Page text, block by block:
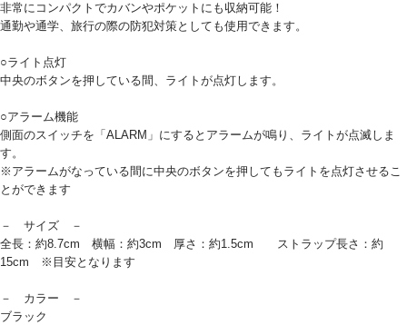
非常にコンパクトでカバンやポケットにも収納可能！
通勤や通学、旅行の際の防犯対策としても使用できます。
○ライト点灯
中央のボタンを押している間、ライトが点灯します。
○アラーム機能
側面のスイッチを「ALARM」にするとアラームが鳴り、ライトが点滅しま
す。
※アラームがなっている間に中央のボタンを押してもライトを点灯させるこ
とができます
－ サイズ －
全長：約8.7cm 横幅：約3cm 厚さ：約1.5cm ストラップ長さ：約
15cm ※目安となります
－ カラー －
ブラック